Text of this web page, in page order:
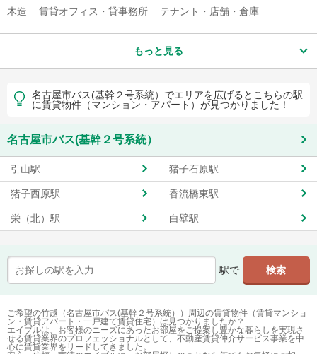
木造
賃貸オフィス・貸事務所 テナント・店舗・倉庫
もっと見る
名古屋市バス(基幹２号系統）でエリアを広げるとこちらの駅
に賃貸物件（マンション・アパート）が見つかりました！
名古屋市バス(基幹２号系統）
引山駅 猪子石原駅
猪子西原駅 香流橋東駅
栄（北）駅 白壁駅
駅で
ご希望の竹越（名古屋市バス(基幹２号系統））周辺の賃貸物件（賃貸マンショ
ン・賃貸アパート・一戸建て賃貸住宅）は見つかりましたか？
エイブルは、お客様のニーズにあったお部屋をご提案し豊かな暮らしを実現さ
せる賃貸業界のプロフェッショナルとして、不動産賃貸仲介サービス事業を中
心に賃貸業界をリードしてきました。